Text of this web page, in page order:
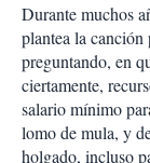
Durante muchos
plantea la canción
preguntando, en
ciertamente,
salario mínimo
lomo de mula, y
holgado, incluso